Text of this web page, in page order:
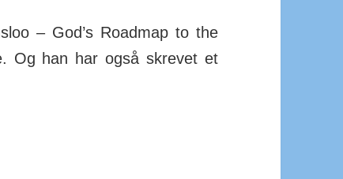
– God’s Roadmap to the
Og han har også skrevet et